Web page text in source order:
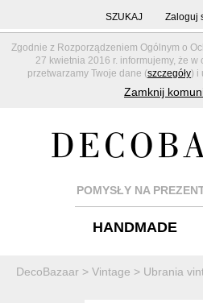
Zgodnie z Rozporządzeniem Ogólnym o
27 kwietnia 2016 r. informujemy, że w
przetwarzamy Twoje dane (szczegóły) i
Zamknij
SZUKAJ Zaloguj
POMYSŁY NA
HANDMADE
DecoBazaar > Vintage > Ubrania